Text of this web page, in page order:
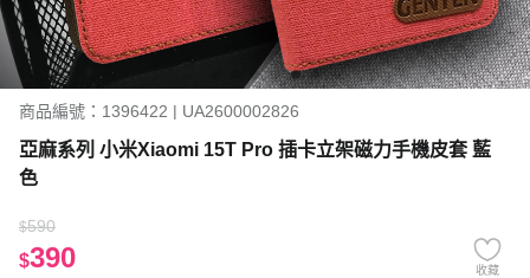
商品編號：1396422 | UA2600002826
亞麻系列 小米Xiaomi 15T Pro 插卡立架磁力手機皮套 藍
色
$590
$390 收藏